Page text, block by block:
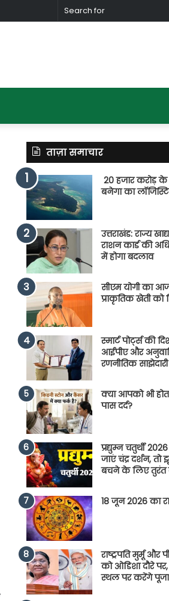
ताज़ा समाचार
20 हजार करोड़ के
बनेगा का
उत्तराखंड: राज्य
राशन कार्ड की
में होगा बदलाव
सीएम योगी का
प्राकृतिक खेती को
स्मार्ट पोर्ट्स की
आईपीए और
रणनीतिक साझेदारी
क्या आपको भी
पास दर्द?
प्रद्युम्न चतुर्थी
जाएं चंद्र दर्शन,
बचने के लिए तुरंत
18 जून 2026 का
राष्ट्रपति मुर्मू और
को ओडिशा दौरे पर,
स्थल पर करेंगे